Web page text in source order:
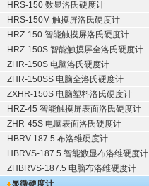
HRS-150 数显洛氏硬度计
HRS-150M 触摸屏洛氏硬度计
HRZ-150 智能触摸屏洛氏硬度计
HRZ-150S 智能触摸屏全洛氏硬度计
ZHR-150S 电脑洛氏硬度计
ZHR-150SS 电脑全洛氏硬度计
ZXHR-150S 电脑塑料洛氏硬度计
HRZ-45 智能触摸屏表面洛氏硬度计
ZHR-45S 电脑表面洛氏硬度计
HBRV-187.5 布洛维硬度计
HBRVS-187.5 智能数显布洛维硬度计
ZHBRVS-187.5 电脑布洛维硬度计
显微硬度计